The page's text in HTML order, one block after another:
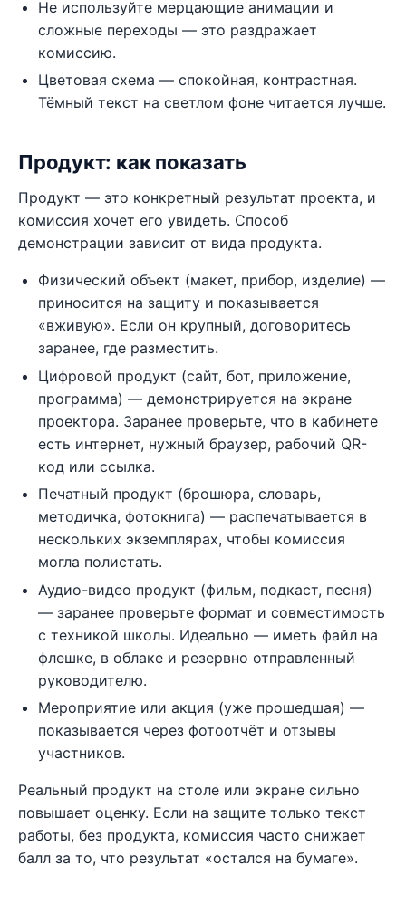
Не используйте мерцающие анимации и
сложные переходы — это раздражает
комиссию.
Цветовая схема — спокойная, контрастная.
Тёмный текст на светлом фоне читается лучше.
Продукт: как показать
Продукт — это конкретный результат проекта, и
комиссия хочет его увидеть. Способ
демонстрации зависит от вида продукта.
Физический объект (макет, прибор, изделие) —
приносится на защиту и показывается
«вживую». Если он крупный, договоритесь
заранее, где разместить.
Цифровой продукт (сайт, бот, приложение,
программа) — демонстрируется на экране
проектора. Заранее проверьте, что в кабинете
есть интернет, нужный браузер, рабочий QR-
код или ссылка.
Печатный продукт (брошюра, словарь,
методичка, фотокнига) — распечатывается в
нескольких экземплярах, чтобы комиссия
могла полистать.
Аудио-видео продукт (фильм, подкаст, песня)
— заранее проверьте формат и совместимость
с техникой школы. Идеально — иметь файл на
флешке, в облаке и резервно отправленный
руководителю.
Мероприятие или акция (уже прошедшая) —
показывается через фотоотчёт и отзывы
участников.
Реальный продукт на столе или экране сильно
повышает оценку. Если на защите только текст
работы, без продукта, комиссия часто снижает
балл за то, что результат «остался на бумаге».